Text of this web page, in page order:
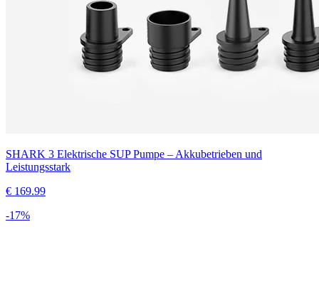
SHARK 3 Elektrische SUP Pumpe – Akkubetrieben und
Leistungsstark
€ 169.99
-17%